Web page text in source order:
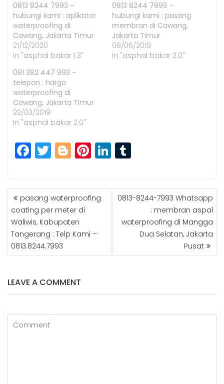
0813 8244 7993 –
hubungi kami : aplikator
waterproofing di
Cawang, Jakarta Timur
21/12/2020
In "asphal bakar 1.3"
0813 8244 7993 –
hubungi kami : pasang
membran di Cawang,
Jakarta Timur
08/06/2019
In "asphal bakar 2.0"
081 382 447 993 –
telepon : harga
waterproofing di
Cawang, Jakarta Timur
22/03/2019
In "asphal bakar 2.0"
F
c
e
b
o
o
k
T
itt
e
r
Bl
g
g
e
r
Pi
t
e
e
Li
k
e
dI
m
bl
r
POST
NAVIGATION
pasang waterproofing
coating per meter di
Waliwis, Kabupaten
Tangerang : Telp Kami –
0813.8244.7993
0813-8244-7993 Whatsapp
: membran aspal
waterproofing di Mangga
Dua Selatan, Jakarta
Pusat
LEAVE A COMMENT